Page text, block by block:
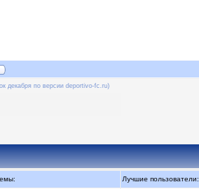
декабря по версии deportivo-fc.ru)
Лучшие пользователи: